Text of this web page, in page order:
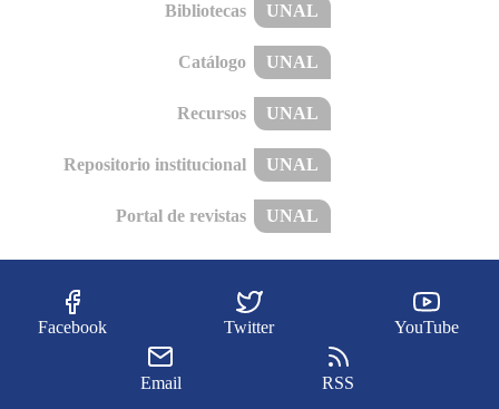
Bibliotecas UNAL
Catálogo UNAL
Recursos UNAL
Repositorio institucional UNAL
Portal de revistas UNAL
Facebook Twitter YouTube
Email RSS